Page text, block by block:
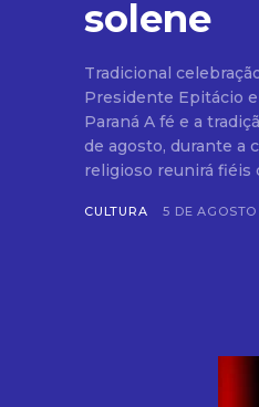
solene
Tradicional
Presidente Epitácio
Paraná A fé e a tradição voltarão a navegar pelas águas do Rio Paraná no dia 15
de agosto, durante a
religioso reunirá fiéis
CULTURA 5 DE